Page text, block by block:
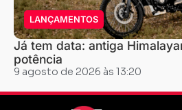
LANÇAMENTOS
Já tem data: antiga
potência
9 agosto de 2026 às 13:20